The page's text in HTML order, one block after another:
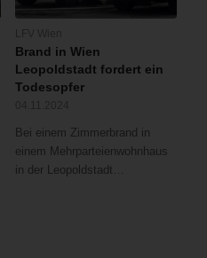
Brand in Wien
Leopoldstadt fordert ein
Todesopfer
Bei einem Zimmerbrand in
einem Mehrparteienwohnhaus
in der Leopoldstadt…